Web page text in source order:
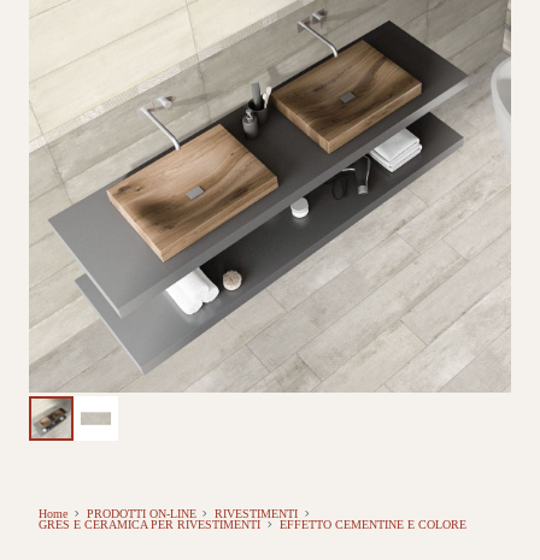
Home PRODOTTI ON-LINE
RIVESTIMENTI
GRES E CERAMICA PER RIVESTIMENTI
EFFETTO CEMENTINE E COLORE